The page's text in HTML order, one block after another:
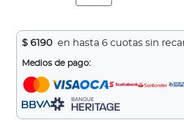
$ 6190 en hasta 6 cuotas sin
Medios de pago: